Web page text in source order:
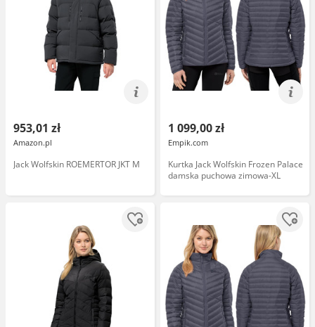
953,01 zł
Amazon.pl
Jack Wolfskin ROEMERTOR JKT M
1 099,00 zł
Empik.com
Kurtka Jack Wolfskin Frozen Palace
damska puchowa zimowa-XL